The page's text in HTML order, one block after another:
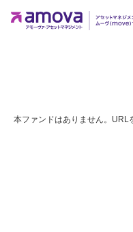
本ファンドはありません。URL